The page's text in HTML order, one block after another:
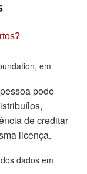
em
pode
de creditar
licença.
dados em